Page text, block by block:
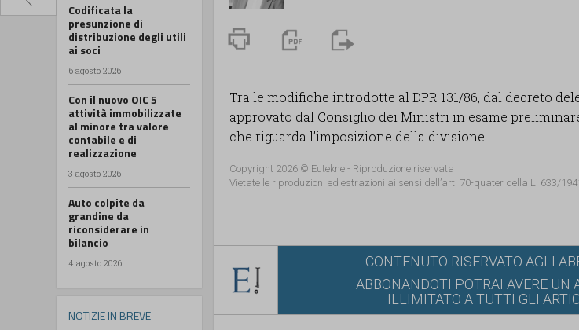
Codificata la
presunzione di
distribuzione degli utili
ai soci
6 agosto 2026
Con il nuovo OIC 5
attività immobilizzate
al minore tra valore
contabile e di
realizzazione
3 agosto 2026
Auto colpite da
grandine da
riconsiderare in
bilancio
4 agosto 2026
NOTIZIE IN BREVE
Tra le modifiche introdotte al DPR 131/86, dal decreto
approvato dal Consiglio dei Ministri in esame
che riguarda l’imposizione della divisione. ...
Copyright 2026 © Eutekne - Riproduzione riservata
Vietate le riproduzioni ed estrazioni ai sensi dell’art. 70-quater della L. 633/
CONTENUTO RISERVATO AGLI
ABBONANDOTI POTRAI AVERE UN
ILLIMITATO A TUTTI GLI